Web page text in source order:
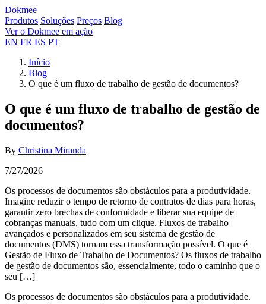
Dokmee
Produtos Soluções Preços Blog
Ver o Dokmee em ação
EN FR ES PT
Início
Blog
O que é um fluxo de trabalho de gestão de documentos?
O que é um fluxo de trabalho de gestão de
documentos?
By Christina Miranda
7/27/2026
Os processos de documentos são obstáculos para a produtividade.
Imagine reduzir o tempo de retorno de contratos de dias para horas,
garantir zero brechas de conformidade e liberar sua equipe de
cobranças manuais, tudo com um clique. Fluxos de trabalho
avançados e personalizados em seu sistema de gestão de
documentos (DMS) tornam essa transformação possível. O que é
Gestão de Fluxo de Trabalho de Documentos? Os fluxos de trabalho
de gestão de documentos são, essencialmente, todo o caminho que o
seu […]
Os processos de documentos são obstáculos para a produtividade.